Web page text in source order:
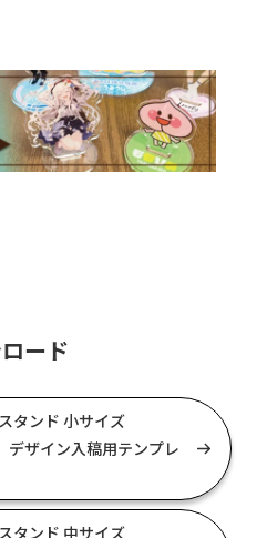
ード
タンド 小サイズ
デザイン入稿用テンプレ
タンド 中サイズ